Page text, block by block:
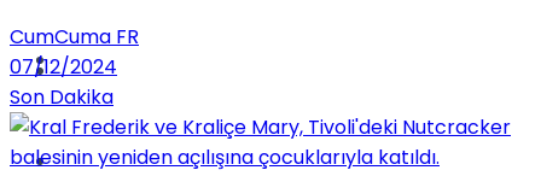
Yaşam
Dünya
Türkiye
CumCuma FR
07/12/2024
Son Dakika